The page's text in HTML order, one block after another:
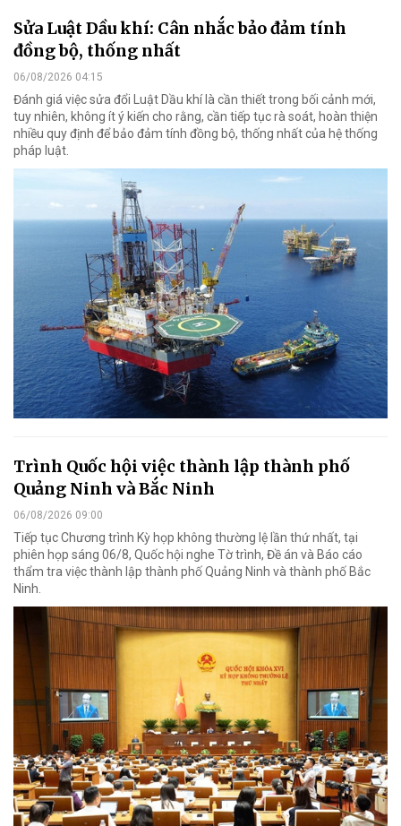
Sửa Luật Dầu khí: Cân nhắc bảo đảm tính
đồng bộ, thống nhất
06/08/2026 04:15
Đánh giá việc sửa đổi Luật Dầu khí là cần thiết trong bối cảnh mới,
tuy nhiên, không ít ý kiến cho rằng, cần tiếp tục rà soát, hoàn thiện
nhiều quy định để bảo đảm tính đồng bộ, thống nhất của hệ thống
pháp luật.
Trình Quốc hội việc thành lập thành phố
Quảng Ninh và Bắc Ninh
06/08/2026 09:00
Tiếp tục Chương trình Kỳ họp không thường lệ lần thứ nhất, tại
phiên họp sáng 06/8, Quốc hội nghe Tờ trình, Đề án và Báo cáo
thẩm tra việc thành lập thành phố Quảng Ninh và thành phố Bắc
Ninh.